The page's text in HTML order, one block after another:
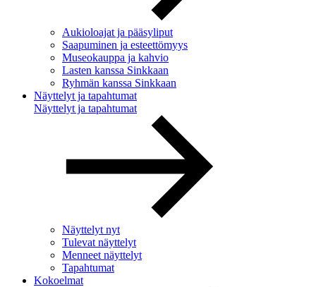
Aukioloajat ja pääsyliput
Saapuminen ja esteettömyys
Museokauppa ja kahvio
Lasten kanssa Sinkkaan
Ryhmän kanssa Sinkkaan
Näyttelyt ja tapahtumat
Näyttelyt ja tapahtumat
Näyttelyt nyt
Tulevat näyttelyt
Menneet näyttelyt
Tapahtumat
Kokoelmat